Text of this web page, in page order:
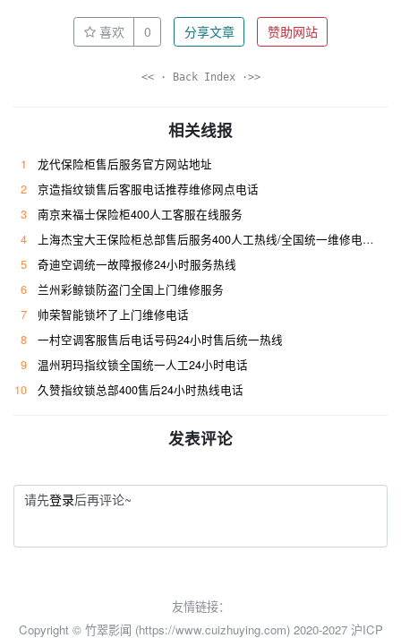
喜欢 0 分享文章 赞助网站
<< · Back Index ·>>
相关线报
1
龙代保险柜售后服务官方网站地址
2
京造指纹锁售后客服电话推荐维修网点电话
3
南京来福士保险柜400人工客服在线服务
4
上海杰宝大王保险柜总部售后服务400人工热线/全国统一维修电话是多少
5
奇迪空调统一故障报修24小时服务热线
6
兰州彩鲸锁防盗门全国上门维修服务
7
帅荣智能锁坏了上门维修电话
8
一村空调客服售后电话号码24小时售后统一热线
9
温州玥玛指纹锁全国统一人工24小时电话
10
久赞指纹锁总部400售后24小时热线电话
发表评论
请先登录后再评论~
友情链接：
Copyright © 竹翠影闻 (https://www.cuizhuying.com) 2020-2027 沪ICP